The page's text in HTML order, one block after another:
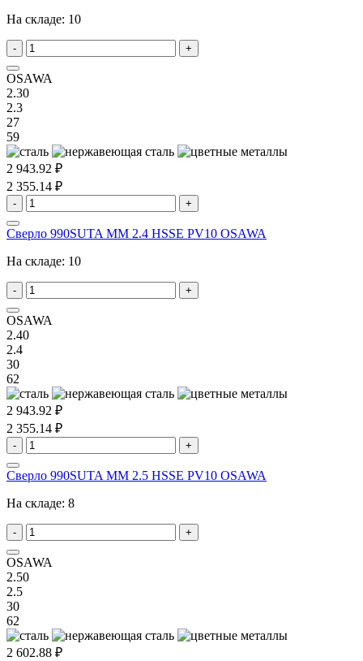
На складе: 10
- +
OSAWA
2.30
2.3
27
59
2 943.92 ₽
2 355.14 ₽
- +
Сверло 990SUTA MM 2.4 HSSE PV10 OSAWA
На складе: 10
- +
OSAWA
2.40
2.4
30
62
2 943.92 ₽
2 355.14 ₽
- +
Сверло 990SUTA MM 2.5 HSSE PV10 OSAWA
На складе: 8
- +
OSAWA
2.50
2.5
30
62
2 602.88 ₽